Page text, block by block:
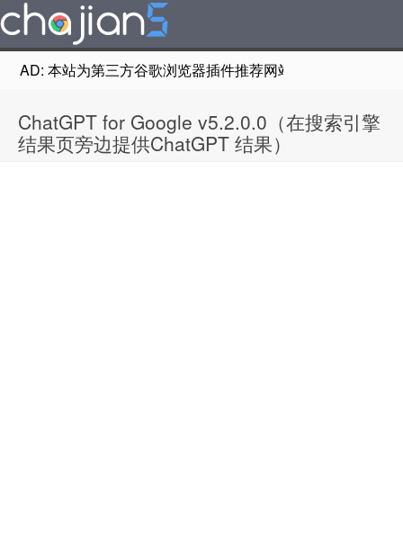
AD: 本站为第三方谷歌浏览器插件推荐网站，非Google
ChatGPT for Google v5.2.0.0（在搜索引擎
结果页旁边提供ChatGPT 结果）